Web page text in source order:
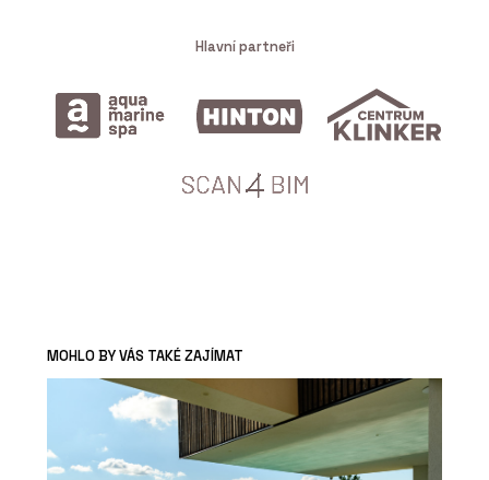
Hlavní partneři
MOHLO BY VÁS TAKÉ ZAJÍMAT